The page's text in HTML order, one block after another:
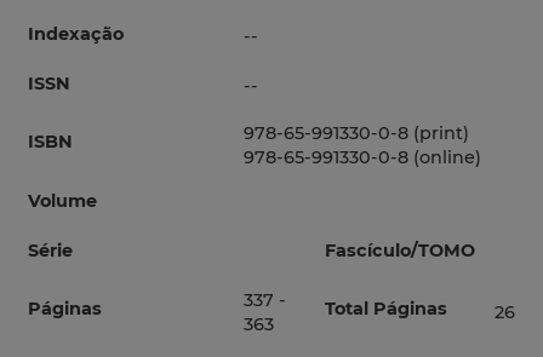
Indexação --
ISSN --
ISBN
978-65-991330-0-8 (print)
978-65-991330-0-8 (online)
Volume
Série Fascículo/TOMO
Páginas
337 -
363
Total Páginas 26